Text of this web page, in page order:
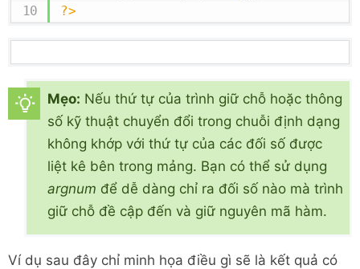
?>
Mẹo: Nếu thứ tự của trình giữ chỗ hoặc thông
số kỹ thuật chuyển đổi trong chuỗi định dạng
không khớp với thứ tự của các đối số được
liệt kê bên trong mảng. Bạn có thể sử dụng
argnum để dễ dàng chỉ ra đối số nào mà trình
giữ chỗ đề cập đến và giữ nguyên mã hàm.
Ví dụ sau đây chỉ minh họa điều gì sẽ là kết quả có